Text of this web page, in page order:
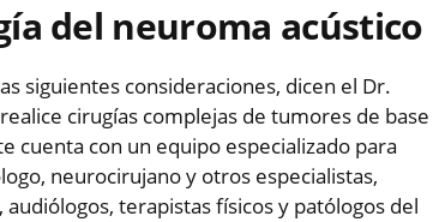
del neuroma acústico
siguientes consideraciones, dicen el Dr.
cirugías complejas de tumores de base
cuenta con un equipo especializado para
neurocirujano y otros especialistas,
terapistas físicos y patólogos del